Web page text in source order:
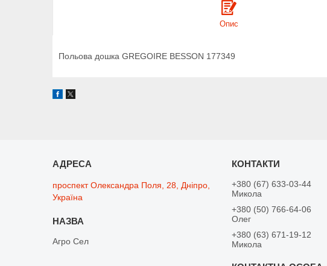
Опис
Польова дошка GREGOIRE BESSON 177349
проспект Олександра Поля, 28, Дніпро,
Україна
Агро Сел
+380 (67) 633-03-44
Микола
+380 (50) 766-64-06
Олег
+380 (63) 671-19-12
Микола